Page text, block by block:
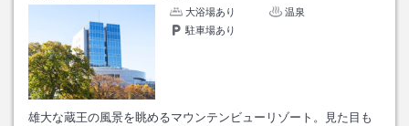
大浴場あり
温泉
駐車場あり
雄大な蔵王の風景を眺めるマウンテンビューリゾート。見た目も